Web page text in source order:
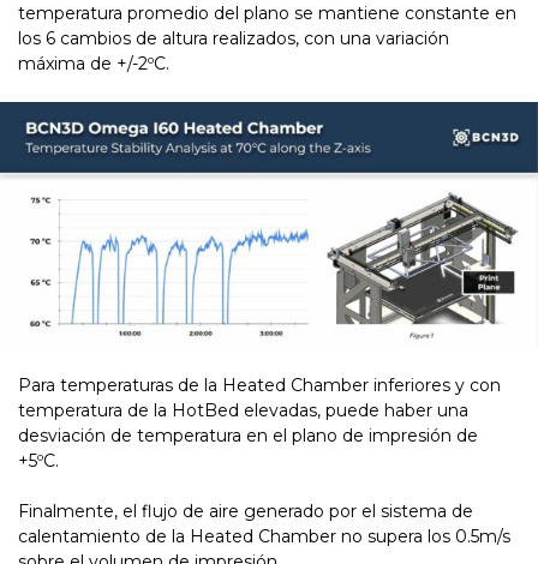
temperatura promedio del plano se mantiene constante en
los 6 cambios de altura realizados, con una variación
máxima de +/-2ºC.
Para temperaturas de la Heated Chamber inferiores y con
temperatura de la HotBed elevadas, puede haber una
desviación de temperatura en el plano de impresión de
+5ºC.
Finalmente, el flujo de aire generado por el sistema de
calentamiento de la Heated Chamber no supera los 0.5m/s